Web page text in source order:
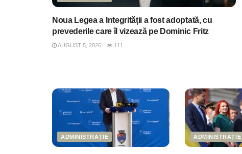
Noua Legea a Integrității a fost adoptată, cu
prevederile care îl vizează pe Dominic Fritz
AUGUST 5, 2026 111
ADMINISTRAȚIE ADMINISTRAȚIE